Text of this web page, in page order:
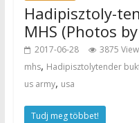
Hadipisztoly-
MHS (Photos
2017-06-28 3875
mhs, Hadipisztolytender
us army, usa
Tudj meg többet!